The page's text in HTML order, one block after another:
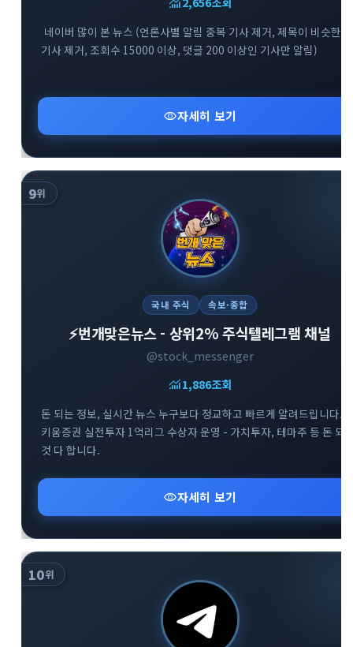
네이버 많이 본 뉴스 (언론사별 알림 중복 기사 제거, 제목이 비슷한
기사 제거, 조회수 15000 이상, 댓글 200 이상인 기사만 알림)
visibility자세히 보기
9위
국내 주식 속보·종합
⚡️번개맞은뉴스 - 상위2% 주식텔레그램 채널
@stock_messenger
monitoring1,886조회
돈 되는 정보, 실시간 뉴스 누구보다 정교하고 빠르게 알려드립니다. -
키움증권 실전투자 1억리그 수상자 운영 - 가치투자, 테마주 등 돈 되
것 다 합니다.
visibility자세히 보기
10위